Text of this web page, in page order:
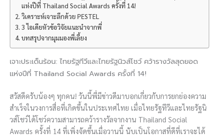
แห่งปีที่ Thailand Social Awards ครั้งที่ 14!
วิเคราะห์เจาะลึกด้วย PESTEL
3 ไอเดียหัวข้อวิจัยแนะนำจากพี่
บทสรุปจากมุมมองพี่เลี้ยง
เจาะประเด็นร้อน: ไทยรัฐทีวีและไทยรัฐนิวส์โชว์ คว้ารางวัลสุดยอด
แห่งปีที่ Thailand Social Awards ครั้งที่ 14!
สวัสดีครับน้องๆ ทุกคน! วันนี้พี่มีข่าวดีมาบอกเกี่ยวกับการยกย่องความ
สำเร็จในวงการสื่อที่เกิดขึ้นในประเทศไทย เมื่อไทยรัฐทีวีและไทยรัฐนิ
วส์โชว์ได้โชว์ความสามารถคว้ารางวัลจากงาน Thailand Social
Awards ครั้งที่ 14 ที่เพิ่งจัดขึ้นเมื่อวานนี้ นับเป็นโอกาสที่ดีที่เราจะได้